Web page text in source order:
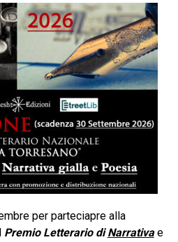
per parteciapre alla
Premio Letterario diNarrativae